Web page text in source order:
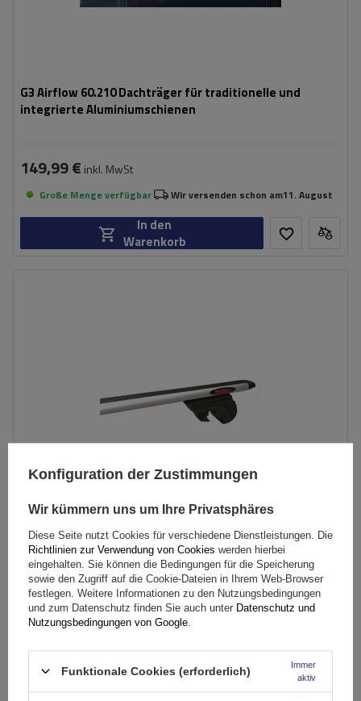
G3 Airflow 60.210 Dachträger für traditionelle und
integrierte Aluminiumschienen
149,99 € inkl. MwSt
Große Menge verfügbar Wir versenden schon am11. August
In den
Warenkorb
Mont Blanc AMC 5400 AERO Aluminium-Dachgepäckträger
für herkömmliche Reling
237,89 €inkl. MwSt
In den
Konfiguration der Zustimmungen
Wir kümmern uns um Ihre Privatsphäres
Diese Seite nutzt Cookies für verschiedene Dienstleistungen. Die
Richtlinien zur Verwendung von Cookies werden hierbei
eingehalten. Sie können die Bedingungen für die Speicherung
sowie den Zugriff auf die Cookie-Dateien in Ihrem Web-Browser
festlegen. Weitere Informationen zu den Nutzungsbedingungen
und zum Datenschutz finden Sie auch unter Datenschutz und
Nutzungsbedingungen von Google
Funktionale Cookies (erforderlich)
Immer
aktiv